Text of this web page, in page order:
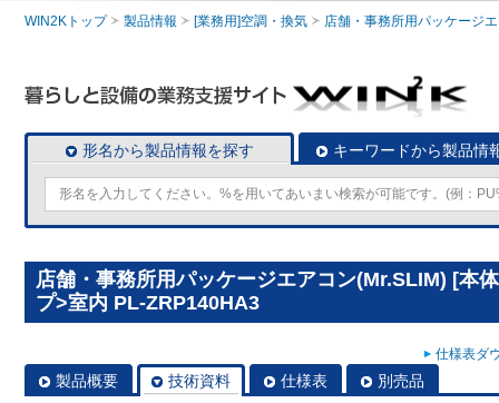
WIN2Kトップ 製品情報 [業務用]空調・換気 店舗・事務所用パッケージ
形名から製品情報を探す キーワードから製品情
店舗・事務所用パッケージエアコン(Mr.SLIM) [本
プ>室内 PL-ZRP140HA3
仕様表ダ
製品概要 技術資料 仕様表 別売品